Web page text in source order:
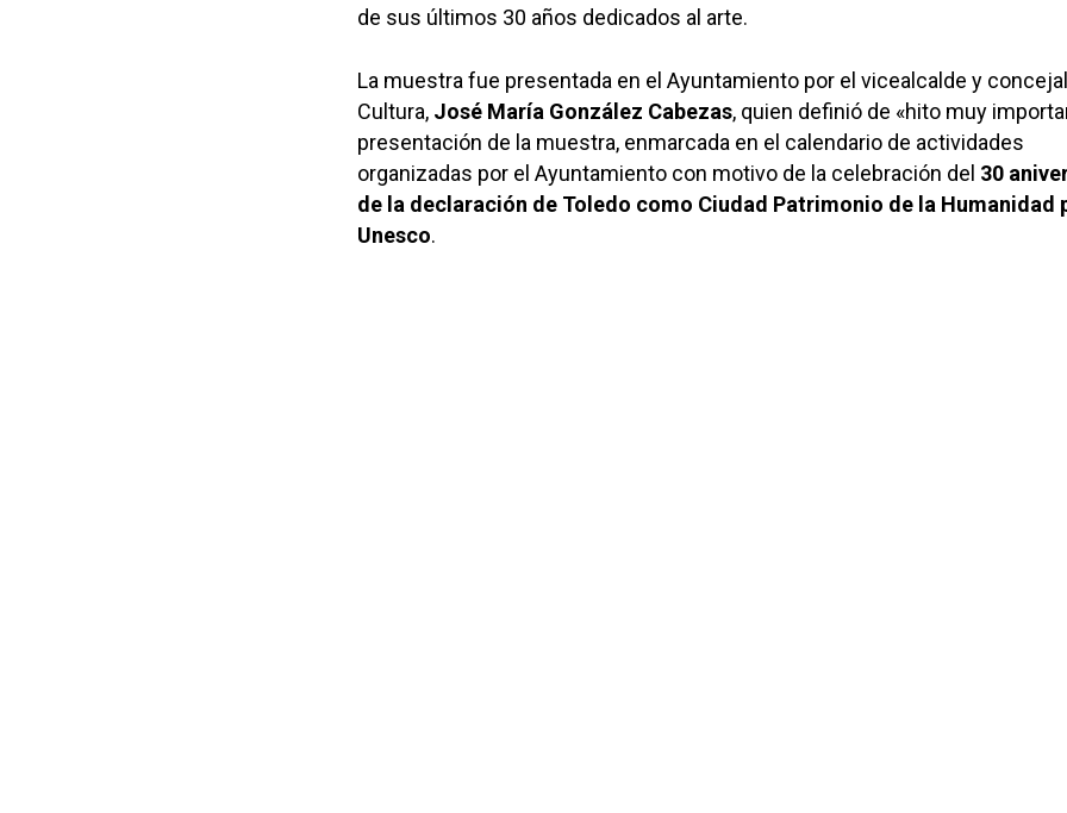
de sus últimos 30 años dedicados al arte.
La muestra fue presentada en el Ayuntamiento por el vicealcalde y
Cultura, José María González Cabezas, quien definió de «hito muy
presentación de la muestra, enmarcada en el calendario de actividades
organizadas por el Ayuntamiento con motivo de la celebración del 30
de la declaración de Toledo como Ciudad Patrimonio de la Humanidad
Unesco.